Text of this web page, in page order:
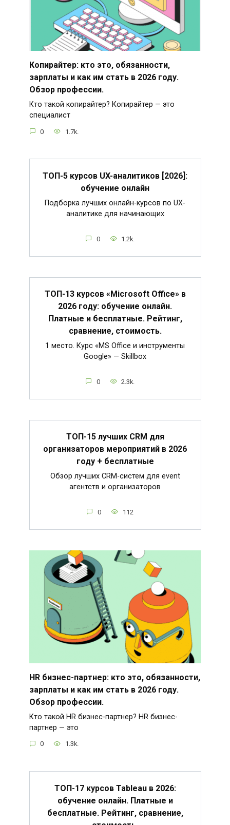
Копирайтер: кто это, обязанности,
зарплаты и как им стать в 2026 году.
Обзор профессии.
Кто такой копирайтер? Копирайтер — это
специалист
0 1.7k.
ТОП-5 курсов UX-аналитиков [2026]:
обучение онлайн
Подборка лучших онлайн-курсов по UX-
аналитике для начинающих
0 1.2k.
ТОП-13 курсов «Microsoft Office» в
2026 году: обучение онлайн.
Платные и бесплатные. Рейтинг,
сравнение, стоимость.
1 место. Курс «MS Office и инструменты
Google» — Skillbox
0 2.3k.
ТОП-15 лучших CRM для
организаторов мероприятий в 2026
году + бесплатные
Обзор лучших CRM-систем для event
агентств и организаторов
0 112
HR бизнес-партнер: кто это, обязанности,
зарплаты и как им стать в 2026 году.
Обзор профессии.
Кто такой HR бизнес-партнер? HR бизнес-
партнер — это
0 1.3k.
ТОП-17 курсов Tableau в 2026:
обучение онлайн. Платные и
бесплатные. Рейтинг, сравнение,